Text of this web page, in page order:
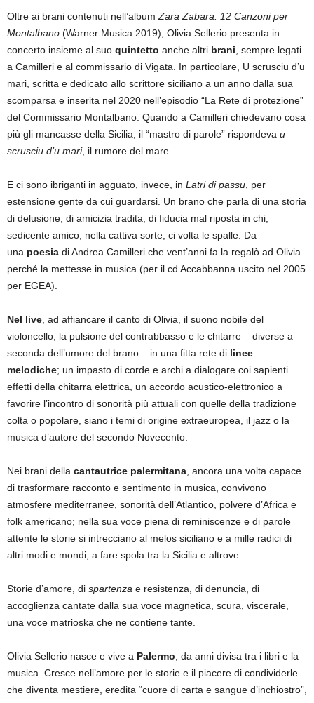
Oltre ai brani contenuti nell’album Zara Zabara. 12 Canzoni per
Montalbano (Warner Musica 2019), Olivia Sellerio presenta in
concerto insieme al suo quintetto anche altri brani , sempre legati
a Camilleri e al commissario di Vigata. In particolare, U scrusciu d’u
mari, scritta e dedicato allo scrittore siciliano a un anno dalla sua
scomparsa e inserita nel 2020 nell’episodio “La Rete di protezione”
del Commissario Montalbano. Quando a Camilleri chiedevano cosa
più gli mancasse della Sicilia, il “mastro di parole” rispondeva u
scrusciu d’u mari, il rumore del mare.
E ci sono ibriganti in agguato, invece, in Latri di passu , per
estensione gente da cui guardarsi. Un brano che parla di una storia
di delusione, di amicizia tradita, di fiducia mal riposta in chi,
sedicente amico, nella cattiva sorte, ci volta le spalle. Da
una poesia di Andrea Camilleri che vent’anni fa la regalò ad Olivia
perché la mettesse in musica (per il cd Accabbanna uscito nel 2005
per EGEA).
Nel live , ad affiancare il canto di Olivia, il suono nobile del
violoncello, la pulsione del contrabbasso e le chitarre – diverse a
seconda dell’umore del brano – in una fitta rete di linee
melodiche; un impasto di corde e archi a dialogare coi sapienti
effetti della chitarra elettrica, un accordo acustico-elettronico a
favorire l’incontro di sonorità più attuali con quelle della tradizione
colta o popolare, siano i temi di origine extraeuropea, il jazz o la
musica d’autore del secondo Novecento.
Nei brani della cantautrice palermitana , ancora una volta capace
di trasformare racconto e sentimento in musica, convivono
atmosfere mediterranee, sonorità dell’Atlantico, polvere d’Africa e
folk americano; nella sua voce piena di reminiscenze e di parole
attente le storie si intrecciano al melos siciliano e a mille radici di
altri modi e mondi, a fare spola tra la Sicilia e altrove.
Storie d’amore, di spartenza e resistenza, di denuncia, di
accoglienza cantate dalla sua voce magnetica, scura, viscerale,
una voce matrioska che ne contiene tante.
Olivia Sellerio nasce e vive a Palermo , da anni divisa tra i libri e la
musica. Cresce nell’amore per le storie e il piacere di condividerle
che diventa mestiere, eredita “cuore di carta e sangue d’inchiostro”,